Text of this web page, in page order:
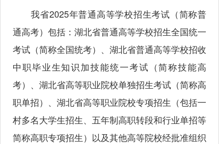
我省2025年普通高等学校招生考试（简称普
通高考）包括：湖北省普通高等学校招生全国统一
考试（简称全国统考）、湖北省普通高等学校招收
中职毕业生知识加技能统一考试（简称技能高
考）、湖北省高等职业院校单独招生考试（简称高
职单招）、湖北省高等职业院校专项招生（包括一
村多名大学生招生、五年制高职转段和行业单招等
简称高职专项招生）以及其他高等院校经批准组织